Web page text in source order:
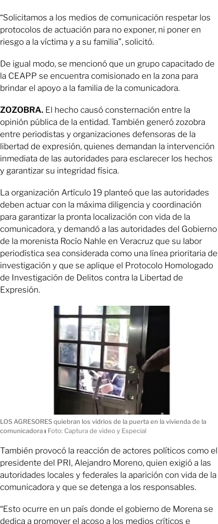
“Solicitamos a los medios de comunicación respetar los
protocolos de actuación para no exponer, ni poner en
riesgo a la víctima y a su familia”, solicitó.
De igual modo, se mencionó que un grupo capacitado de
la CEAPP se encuentra comisionado en la zona para
brindar el apoyo a la familia de la comunicadora.
ZOZOBRA. El hecho causó consternación entre la
opinión pública de la entidad. También generó zozobra
entre periodistas y organizaciones defensoras de la
libertad de expresión, quienes demandan la intervención
inmediata de las autoridades para esclarecer los hechos
y garantizar su integridad física.
La organización Artículo 19 planteó que las autoridades
deben actuar con la máxima diligencia y coordinación
para garantizar la pronta localización con vida de la
comunicadora, y demandó a las autoridades del Gobierno
de la morenista Rocío Nahle en Veracruz que su labor
periodística sea considerada como una línea prioritaria de
investigación y que se aplique el Protocolo Homologado
de Investigación de Delitos contra la Libertad de
Expresión.
LOS AGRESORES quiebran los vidrios de la puerta en la vivienda de la
comunicadoraı Foto: Captura de video y Especial
También provocó la reacción de actores políticos como el
presidente del PRI, Alejandro Moreno, quien exigió a las
autoridades locales y federales la aparición con vida de la
comunicadora y que se detenga a los responsables.
“Esto ocurre en un país donde el gobierno de Morena se
dedica a promover el acoso a los medios críticos e